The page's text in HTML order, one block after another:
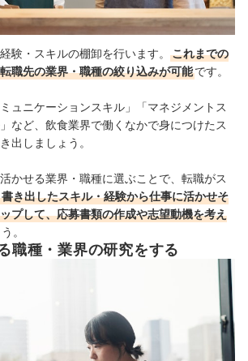
験・スキルの棚卸を行います。
これまでの
職先の業界・職種の絞り込みが可能です。
ュニケーションスキル」「マネジメントス
など、飲食業界で働くなかで身につけたス
出しましょう。
かせる業界・職種に選ぶことで、転職がス
書き出したスキル・経験から仕事に活かせそ
プして、応募書類の作成や志望動機を考え
。
職種・業界の研究をする